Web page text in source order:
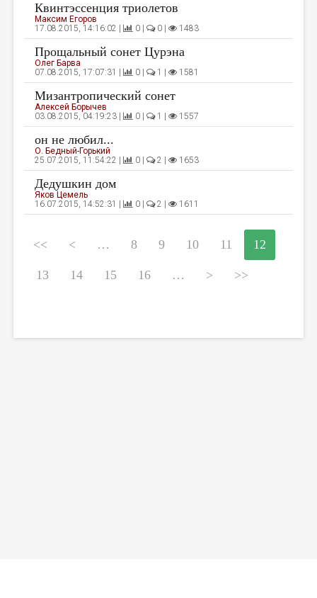
Квинтэссенция триолетов
Максим Егоров
17.08.2015, 14:16:02 |
0 | 0 | 1483
Прощальный сонет Цурэна
Олег Барва
07.08.2015, 17:07:31 |
0 | 1 | 1581
Мизантропический сонет
Алексей Борычев
03.08.2015, 04:19:23 |
0 | 1 | 1557
он не любил...
О. Бедный-Горький
25.07.2015, 11:54:22 |
0 | 2 | 1653
Дедушкин дом
Яков Цемель
16.07.2015, 14:52:31 |
0 | 2 | 1611
<< < … 8 9 10 11 12
13 14 15 16 … > >>